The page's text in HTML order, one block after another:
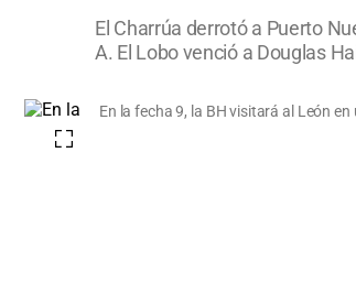
El Charrúa derrotó a Puerto
A. El Lobo venció a Douglas
En la fecha 9, la BH visitará al León